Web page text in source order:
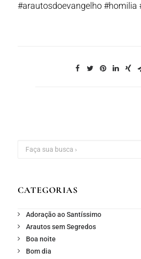
#arautosdoevangelho #homilia
CATEGORIAS
Adoração ao Santíssimo
Arautos sem Segredos
Boa noite
Bom dia